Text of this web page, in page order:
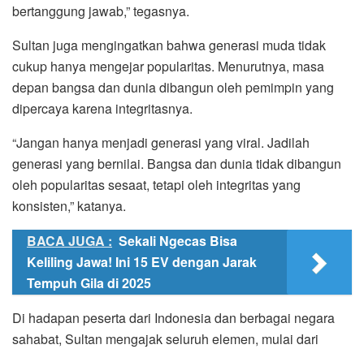
bertanggung jawab,” tegasnya.
Sultan juga mengingatkan bahwa generasi muda tidak
cukup hanya mengejar popularitas. Menurutnya, masa
depan bangsa dan dunia dibangun oleh pemimpin yang
dipercaya karena integritasnya.
“Jangan hanya menjadi generasi yang viral. Jadilah
generasi yang bernilai. Bangsa dan dunia tidak dibangun
oleh popularitas sesaat, tetapi oleh integritas yang
konsisten,” katanya.
BACA JUGA : Sekali Ngecas Bisa
Keliling Jawa! Ini 15 EV dengan Jarak
Tempuh Gila di 2025
Di hadapan peserta dari Indonesia dan berbagai negara
sahabat, Sultan mengajak seluruh elemen, mulai dari